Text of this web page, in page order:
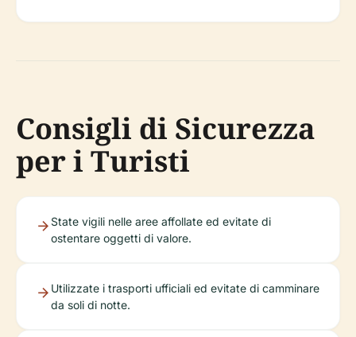
Consigli di Sicurezza
per i Turisti
State vigili nelle aree affollate ed evitate di
ostentare oggetti di valore.
Utilizzate i trasporti ufficiali ed evitate di camminare
da soli di notte.